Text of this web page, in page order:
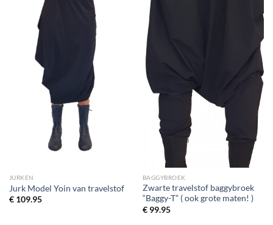
JURKEN
Jurk Model Yoin van travelstof
€109.95
BAGGYBROEK
Zwarte travelstof baggybroek
“Baggy-T” ( ook grote maten! )
€99.95